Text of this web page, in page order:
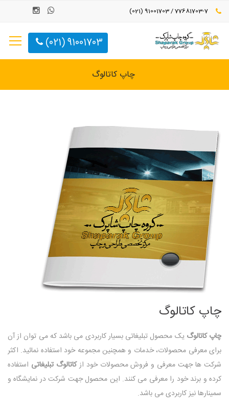
91001703 (021)
چاپ کاتالوگ
چاپ کاتالوگ
چاپ کاتالوگ یک محصول تبلیغاتی بسیار کاربردی می باشد که می توان از آن
برای معرفی محصولات، خدمات و همچنین مجموعه خود استفاده نمائید. اکثر
شرکت ها جهت معرفی و فروش محصولات خود ازکاتالوگ تبلیغاتی استفاده
کرده و برند خود را معرفی می کنند. این محصول جهت شرکت در نمایشگاه و
سمینارها نیز کاربردی می باشد.